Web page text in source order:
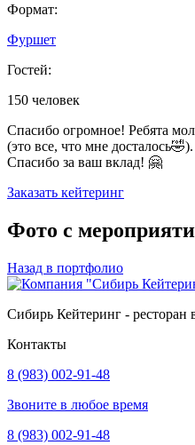
Формат:
Фуршет
Гостей:
150 человек
Cпасибо огромное! Ребята
(это все, что мне
Спасибо за ваш вклад! 🤗
Заказать кейтеринг
Фото с
Назад в портфолио
Сибирь Кейтеринг - ресторан
Контакты
8 (983) 002-91-48
Звоните в любое время
8 (983) 002-91-48